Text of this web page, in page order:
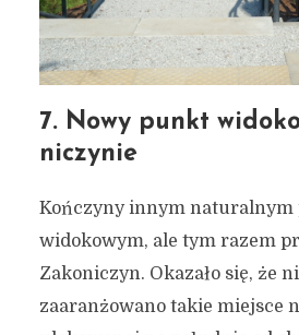
7. Nowy punkt
niczynie
Kończyny innym naturalnym
widokowym, ale tym razem
Zakoniczyn. Okazało się, że
zaaranżowano takie miejsce